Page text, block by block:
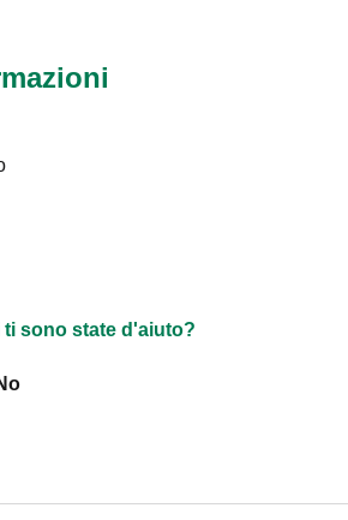
sono state d'aiuto?